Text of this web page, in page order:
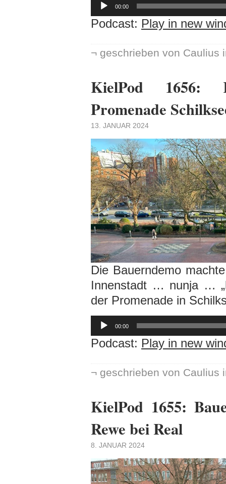
Player
00:00
Podcast: Play in new
¬ geschrieben von Caulius
KielPod 1656:
Promenade
13. JANUAR 2024
Die Bauerndemo
Innenstadt … nunja …
der Promenade in
Player
00:00
Podcast: Play in new
¬ geschrieben von Caulius
KielPod 1655:
Rewe bei Real
8. JANUAR 2024